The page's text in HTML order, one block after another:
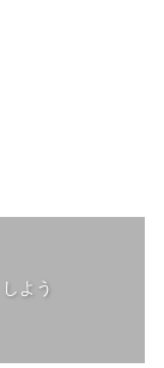
よう